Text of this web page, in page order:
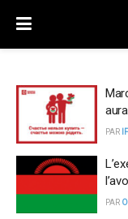
PAR
PAR